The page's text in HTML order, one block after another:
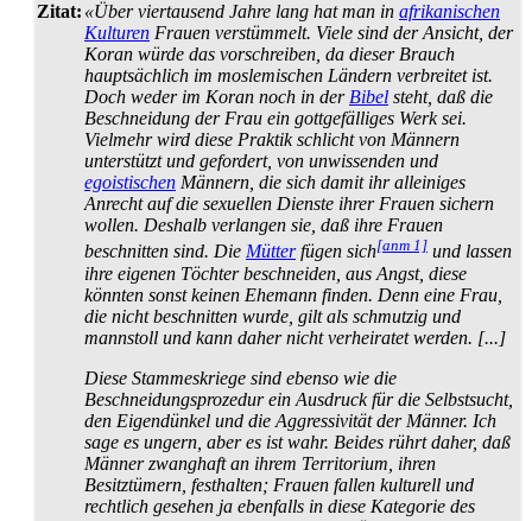
Zitat: «Über viertausend Jahre lang hat man in afrikanischen
Kulturen Frauen verstümmelt. Viele sind der Ansicht, der
Koran würde das vorschreiben, da dieser Brauch
hauptsächlich im moslemischen Ländern verbreitet ist.
Doch weder im Koran noch in der Bibel steht, daß die
Beschneidung der Frau ein gottgefälliges Werk sei.
Vielmehr wird diese Praktik schlicht von Männern
unterstützt und gefordert, von unwissenden und
egoistischen Männern, die sich damit ihr alleiniges
Anrecht auf die sexuellen Dienste ihrer Frauen sichern
wollen. Deshalb verlangen sie, daß ihre Frauen
beschnitten sind. Die Mütterfügen sich[anm 1] und lassen
ihre eigenen Töchter beschneiden, aus Angst, diese
könnten sonst keinen Ehemann finden. Denn eine Frau,
die nicht beschnitten wurde, gilt als schmutzig und
mannstoll und kann daher nicht verheiratet werden. [...]
Diese Stammeskriege sind ebenso wie die
Beschneidungs­prozedur ein Ausdruck für die Selbstsucht,
den Eigendünkel und die Aggressivität der Männer. Ich
sage es ungern, aber es ist wahr. Beides rührt daher, daß
Männer zwanghaft an ihrem Territorium, ihren
Besitztümern, festhalten; Frauen fallen kulturell und
rechtlich gesehen ja ebenfalls in diese Kategorie des